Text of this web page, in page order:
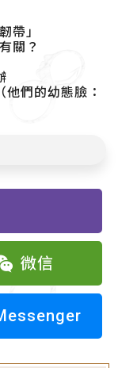
帶」
關？
們的幼態臉：
微信